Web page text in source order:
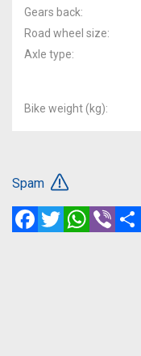
Gears back
Road wheel size
Axle type
Bike weight (kg)
Spam
FacebookTwitterWhatsApp
Viber